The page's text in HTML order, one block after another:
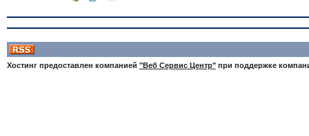
Хостинг предоставлен компанией "Веб Сервис Центр"при поддержке